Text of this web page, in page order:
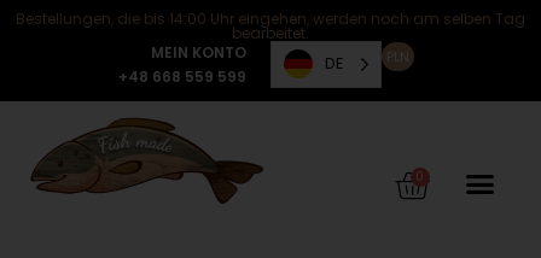
Bestellungen, die bis 14:00 Uhr eingehen, werden noch am selben Tag
bearbeitet.
MEIN KONTO
+48 668 559 599
DE PLN
0